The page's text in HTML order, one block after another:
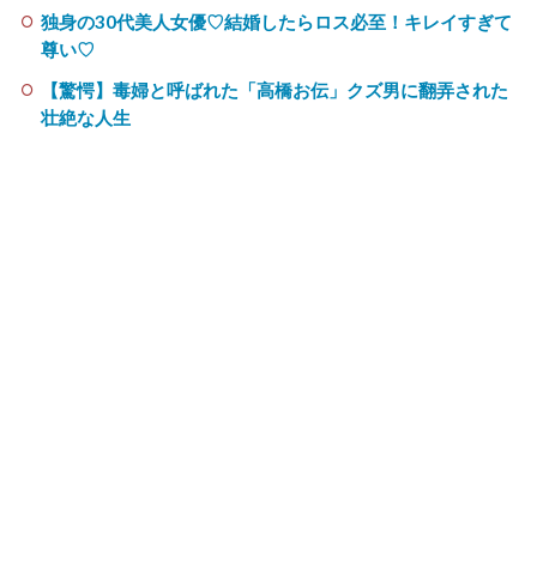
独身の30代美人女優♡結婚したらロス必至！キレイすぎて
尊い♡
【驚愕】毒婦と呼ばれた「高橋お伝」クズ男に翻弄された
壮絶な人生